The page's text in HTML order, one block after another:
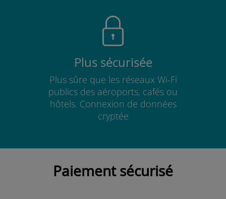
Plus sécurisée
Plus sûre que les réseaux Wi-Fi
publics des aéroports, cafés ou
hôtels. Connexion de données
cryptée
Paiement sécurisé